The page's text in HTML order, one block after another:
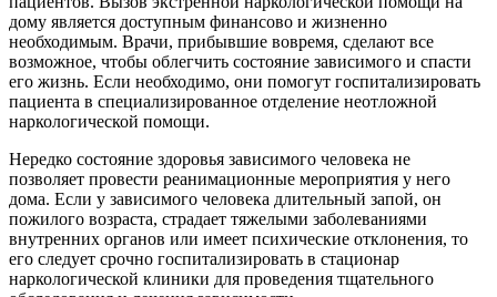
дому является доступным финансово и жизненно
необходимым. Врачи, прибывшие вовремя, сделают все
возможное, чтобы облегчить состояние зависимого и спасти
его жизнь. Если необходимо, они помогут госпитализировать
пациента в специализированное отделение неотложной
наркологической помощи.
Нередко состояние здоровья зависимого человека не
позволяет провести реанимационные мероприятия у него
дома. Если у зависимого человека длительный запой, он
пожилого возраста, страдает тяжелыми заболеваниями
внутренних органов или имеет психические отклонения, то
его следует срочно госпитализировать в стационар
наркологической клиники для проведения тщательного